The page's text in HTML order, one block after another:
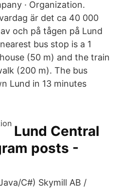
· Organization.
är det ca 40 000
och på tågen på Lund
bus stop is a 1
(50 m) and the train
(200 m). The bus
Lund in 13 minutes
Lund Central
posts -
C#) Skymill AB /